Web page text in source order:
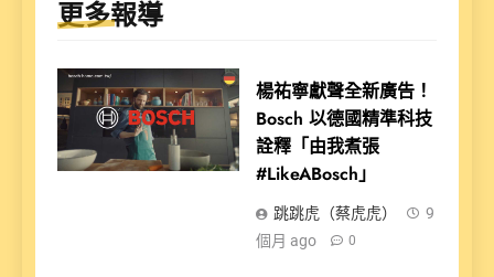
更多報導
楊祐寧獻聲全新廣告！
Bosch 以德國精準科技
詮釋「由我煮張
#LikeABosch」
跳跳虎（蔡虎虎）
9
個月 ago
0